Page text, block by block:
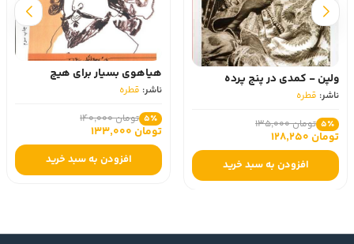
ولپن - کمدی در پنج پرده
ناشر: قطره
5٪ تومان 135,000
تومان 128,250
افزودن به سبد خرید
هیاهوی بسیار برای هیچ
ناشر: قطره
5٪ تومان 140,000
تومان 133,000
افزودن به سبد خرید